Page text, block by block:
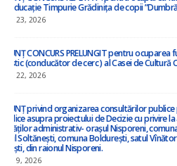
”Cu privire la amalgamarea voluntară a
comuna Ciorești, satul Soltănești, comuna
Anunț privind inițierea elaborării proiectului
ANUNȚ – în atenția locuitorilor satului
iunie 23, 2026